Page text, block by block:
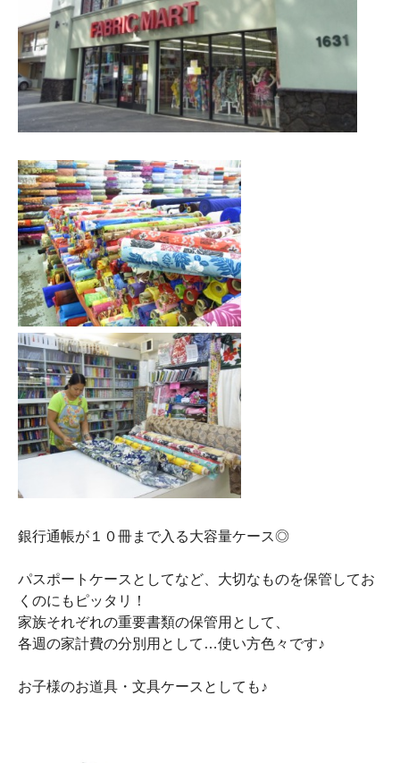
銀行通帳が１０冊まで入る大容量ケース◎
パスポートケースとしてなど、大切なものを保管してお
くのにもピッタリ！
家族それぞれの重要書類の保管用として、
各週の家計費の分別用として…使い方色々です♪
お子様のお道具・文具ケースとしても♪